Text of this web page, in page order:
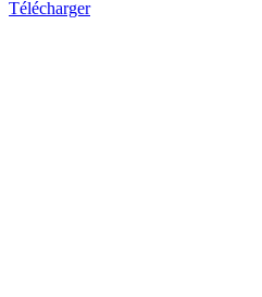
Télécharger